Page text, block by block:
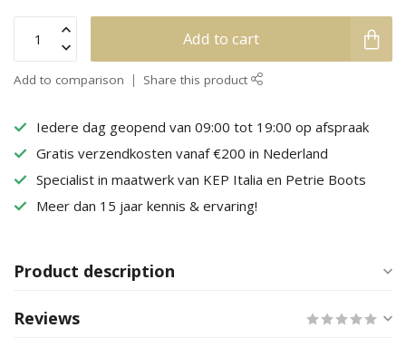
Add to cart
Add to comparison Share this product
Iedere dag geopend van 09:00 tot 19:00 op afspraak
Gratis verzendkosten vanaf €200 in Nederland
Specialist in maatwerk van KEP Italia en Petrie Boots
Meer dan 15 jaar kennis & ervaring!
Product description
Reviews